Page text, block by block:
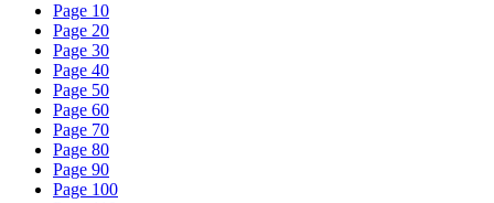
Page 10
Page 20
Page 30
Page 40
Page 50
Page 60
Page 70
Page 80
Page 90
Page 100